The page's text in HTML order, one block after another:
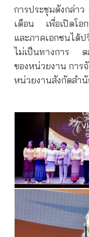
การประชุมดังกล่า
เดือน เพื่อเปิดโอก
และภาคเอกชนได้
ไม่เป็นทางการ ต
ของหน่วยงาน การ
หน่วยงานสังกัดสำ